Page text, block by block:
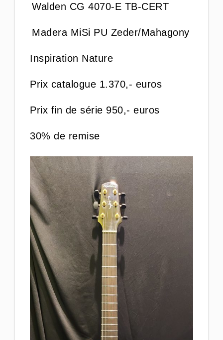
Walden CG 4070-E TB-CERT
Madera MiSi PU Zeder/Mahagony
Inspiration Nature
Prix catalogue 1.370,- euros
Prix fin de série 950,- euros
30% de remise